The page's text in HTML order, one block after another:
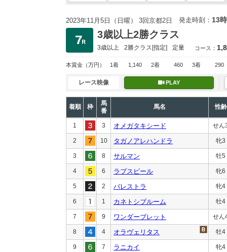
2023年11月5日（日曜） 3回京都2日 発走時刻： 13
3歳以上2勝クラス
3歳以上 2勝クラス[指定] 定量 コース：
本賞金 （万円） 1着 1,140 2着 460 3着 290
レース映像 PLAY
着順 枠
馬
番
馬名 性齢
1 3 オメガタキシード せん
2 10 タガノアレハンドラ 牝3
3 8 サルマン 牡5
4 6 ラブスピール 牝6
5 2 バレストラ 牝4
6 1 カネトシブルーム 牡4
7 9 ワンダーブレット せん
8 4 オラヴェリタス 牡4
9 7 ラニカイ 牝4